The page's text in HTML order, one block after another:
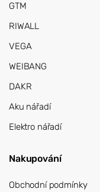
GTM
RIWALL
VEGA
WEIBANG
DAKR
Aku nářadí
Elektro nářadí
Nakupování
Obchodní podmínky